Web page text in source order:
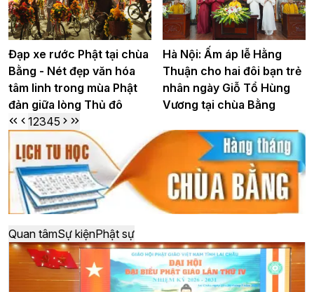
Đạp xe rước Phật tại chùa
Bằng - Nét đẹp văn hóa
tâm linh trong mùa Phật
đản giữa lòng Thủ đô
Hà Nội: Ấm áp lễ Hằng
Thuận cho hai đôi bạn trẻ
nhân ngày Giỗ Tổ Hùng
Vương tại chùa Bằng
12345
Quan tâmSự kiệnPhật sự